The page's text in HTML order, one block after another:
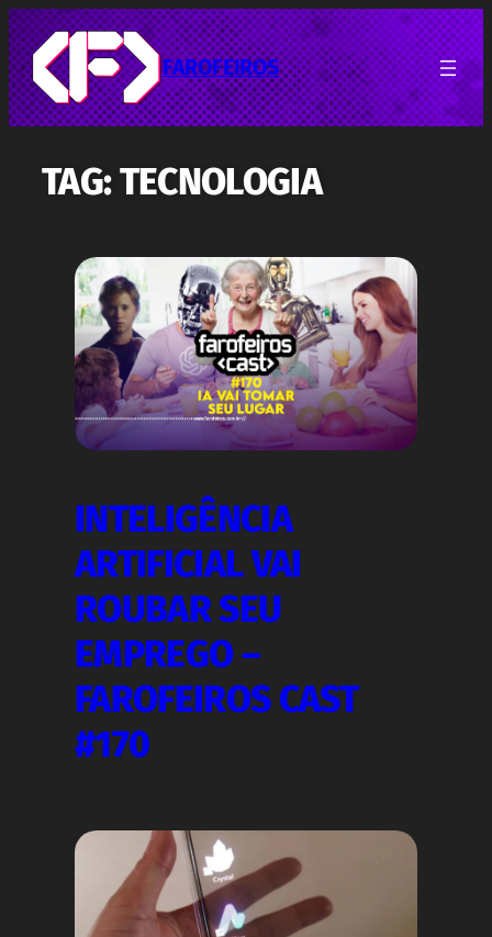
Pular
para
o
conteúdo
FAROFEIROS
TAG:TECNOLOGIA
INTELIGÊNCIA
ARTIFICIAL VAI
ROUBAR SEU
EMPREGO –
FAROFEIROS CAST
#170